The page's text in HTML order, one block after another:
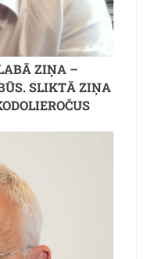
ZIŅA –
SLIKTĀ ZIŅA